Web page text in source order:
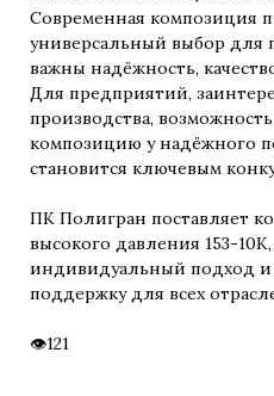
Современная композиция
универсальный выбор для
важны надёжность,
Для предприятий,
производства,
композицию у надёжного
становится ключевым
ПК Полигран поставляет
высокого давления 153-
индивидуальный подход
поддержку для всех
121